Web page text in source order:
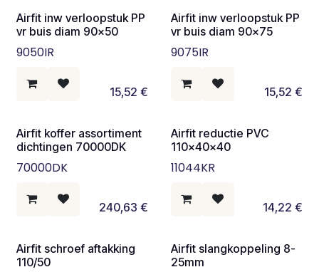
Airfit inw verloopstuk PP
vr buis diam 90x50
9050IR
15,52 €
Airfit inw verloopstuk PP
vr buis diam 90x75
9075IR
15,52 €
Airfit koffer assortiment
dichtingen 70000DK
70000DK
240,63 €
Airfit reductie PVC
110x40x40
11044KR
14,22 €
Airfit schroef aftakking
110/50
Airfit slangkoppeling 8-
25mm